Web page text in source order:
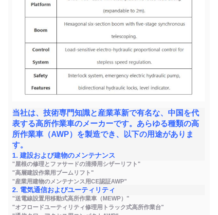
当社は、技術専門知識と産業革新で有名な、中国を代
表する高所作業車のメーカーです。あらゆる種類の高
所作業車（AWP）を製造でき、以下の用途がありま
す。
1. 建設および建物のメンテナンス
"屋根の修理とファサードの清掃用シザーリフト"
"高層建設作業用ブームリフト"
"産業用建物のメンテナンス用CE認証AWP"
2. 電気通信およびユーティリティ
"送電線設置用移動式高所作業車（MEWP）"
"オフロードユーティリティ修理用トラック式高所作業台"